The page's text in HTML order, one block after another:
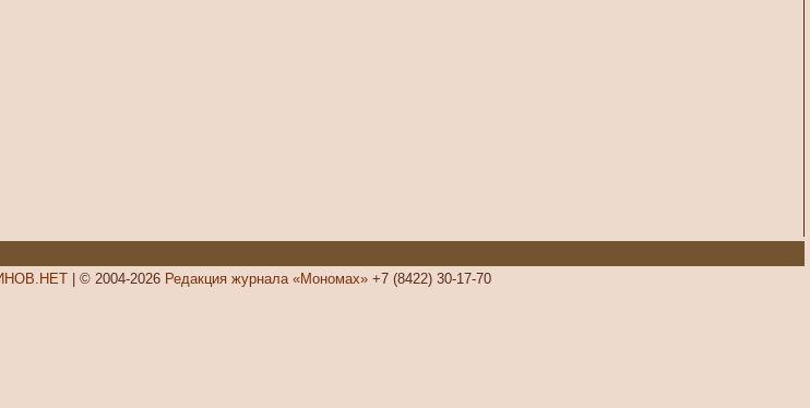
| © 2004-2026 Редакция журнала «Мономах»+7 (8422) 30-17-70